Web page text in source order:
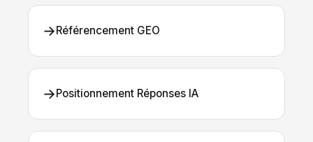
→Référencement GEO
→Positionnement Réponses IA